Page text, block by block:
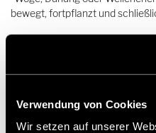
Verwendung von Cookies
Wir setzen auf unserer
bewegt, fortpflanzt und